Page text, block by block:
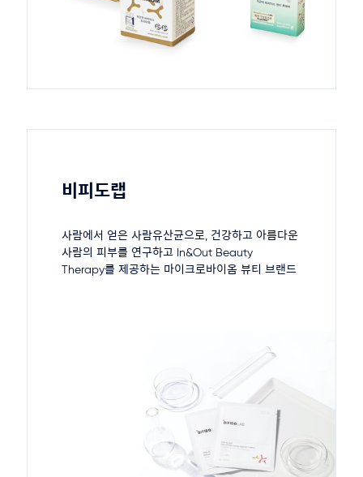
비피도랩
사람에서 얻은 사람유산균으로, 건강하고 아름다운
사람의 피부를 연구하고 In&Out Beauty
Therapy를 제공하는 마이크로바이옴 뷰티 브랜드